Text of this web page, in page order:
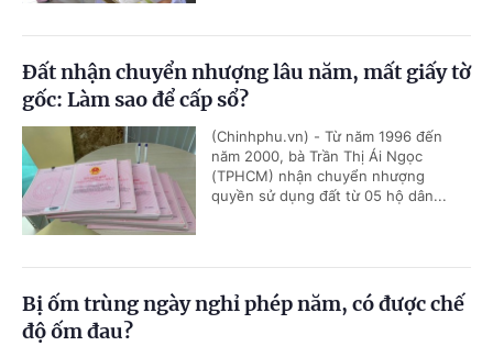
Đất nhận chuyển nhượng lâu năm, mất giấy tờ
gốc: Làm sao để cấp sổ?
(Chinhphu.vn) - Từ năm 1996 đến
năm 2000, bà Trần Thị Ái Ngọc
(TPHCM) nhận chuyển nhượng
quyền sử dụng đất từ 05 hộ dân...
Bị ốm trùng ngày nghỉ phép năm, có được chế
độ ốm đau?